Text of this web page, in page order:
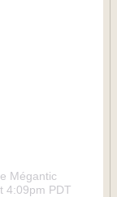
Mégantic
4:09pm PDT